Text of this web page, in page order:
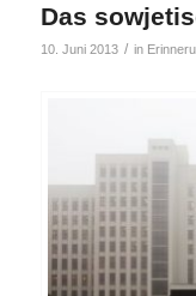
Das
10. Juni 2013 / in